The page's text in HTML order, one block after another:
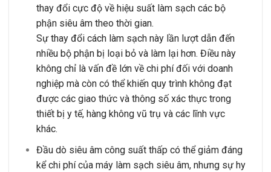
thay đổi cực độ về hiệu suất làm sạch các bộ
phận siêu âm theo thời gian.
Sự thay đổi cách làm sạch này lần lượt dẫn đến
nhiều bộ phận bị loại bỏ và làm lại hơn. Điều này
không chỉ là vấn đề lớn về chi phí đối với doanh
nghiệp mà còn có thể khiến quy trình không đạt
được các giao thức và thông số xác thực trong
thiết bị y tế, hàng không vũ trụ và các lĩnh vực
khác.
Đầu dò siêu âm công suất thấp có thể giảm đáng
kể chi phí của máy làm sạch siêu âm, nhưng sự hy